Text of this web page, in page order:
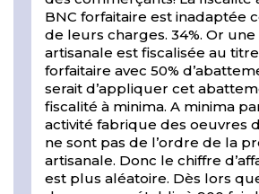
BNC forfaitaire est inadaptée
de leurs charges. 34%. Or une
artisanale est fiscalisée au
forfaitaire avec 50%
serait d’appliquer cet
fiscalité à minima. A minima
activité fabrique des oeuvres
ne sont pas de l’ordre de la
artisanale. Donc le chiffre
est plus aléatoire. Dès lors